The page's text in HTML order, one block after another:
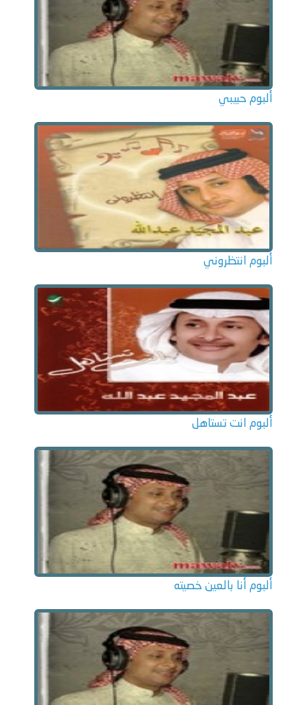
ألبوم حبيبي
ألبوم انتظروني
ألبوم انت تستاهل
ألبوم أنا بالعين خصيته